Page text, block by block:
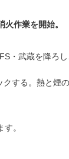
作業を開始。
・武蔵を降ろ
する。熱と煙
。